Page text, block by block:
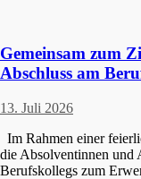
Gemeinsam zum
Abschluss am
13. Juli 2026
Im Rahmen einer
die Absol­ven­tin­nen und
Berufs­kol­legs zum